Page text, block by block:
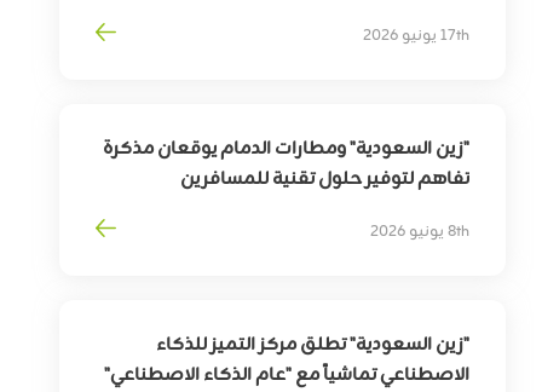
ذوي الإعاقة السمعية
17th يونيو 2026
"زين السعودية" ومطارات الدمام يوقعان مذكرة
تفاهم لتوفير حلول تقنية للمسافرين
وترقيةتجربةالمسافرين 8th يونيو 2026
"زين السعودية" تطلق مركز التميز للذكاء
الاصطناعي تماشياً مع "عام الذكاء الاصطناعي"